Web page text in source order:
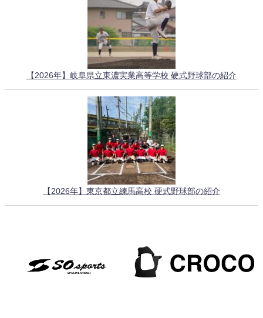
【2026年】岐阜県立東濃実業高等学校 硬式野球部の紹介
【2026年】東京都立練馬高校 硬式野球部の紹介